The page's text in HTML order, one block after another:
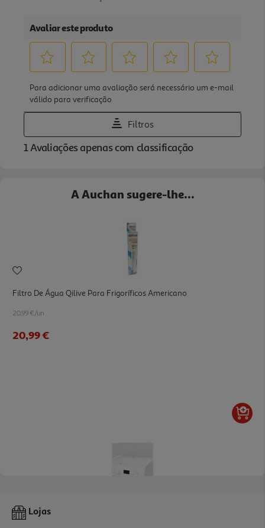
A Auchan sugere-lhe...
Filtro De Água Qilive Para Frigoríficos Americano
20.99 €/un
20,99 €
Kit Empilhamento Qilive Para Máquina Lavar Roupa E Secadores
Lojas